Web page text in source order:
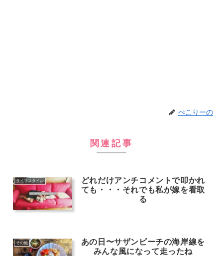
ぺこりーの
関連記事
ライフスタイル
どれだけアンチコメントで叩かれ
ても・・・それでも私が嫁を看取
る
その他
あの日〜サザンビーチの海岸線を
みんな風になって走ったね